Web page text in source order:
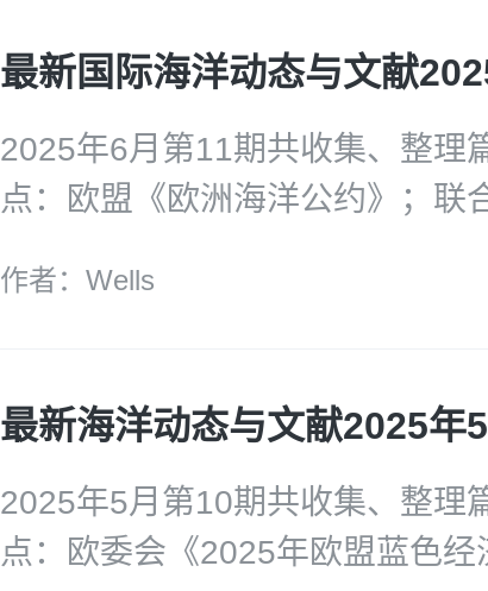
威胁、技术进步、弹性挑战》；
生物多样性研究报告》；DNV《
航运脱碳之旅的关键解决方案和
尔智库《深海采矿处在十字路口
逸政策与框架评估。
2025年6月第11期共收集、整理
点：欧盟《欧洲海洋公约》；联
海洋经济：发展合作指南》；英
DNV《为未来风险做准备：
报告；全球海事脱碳中心《全球
版)》；重点涉海论文：海洋酸
关键门槛。
作者：Wells
2025年5月第10期共收集、整理
点：欧委会《2025年欧盟蓝色